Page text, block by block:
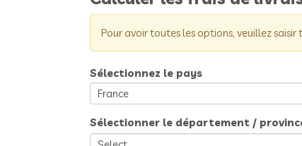
Pour avoir toutes les options, veuillez
Sélectionnez le pays
Sélectionner le département /